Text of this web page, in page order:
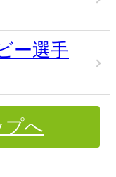
ー選手
プへ